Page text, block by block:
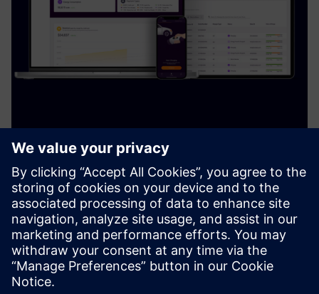
Noodoe EV OS
A Noodoe EV OS egy fejlett felhőalapú EV töltő szoftver
(CMS), amely támogatja a megbízható töltési
szolgáltatásokat, átlagosan 99,9% -os szoftverüzemidő
mellett.
További információk